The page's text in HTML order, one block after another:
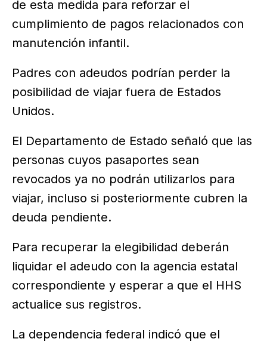
de esta medida para reforzar el
cumplimiento de pagos relacionados con
manutención infantil.
Padres con adeudos podrían perder la
posibilidad de viajar fuera de Estados
Unidos.
El Departamento de Estado señaló que las
personas cuyos pasaportes sean
revocados ya no podrán utilizarlos para
viajar, incluso si posteriormente cubren la
deuda pendiente.
Para recuperar la elegibilidad deberán
liquidar el adeudo con la agencia estatal
correspondiente y esperar a que el HHS
actualice sus registros.
La dependencia federal indicó que el